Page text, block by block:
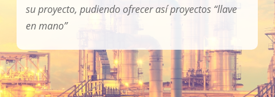
su proyecto, pudiendo ofrecer así proyectos “llave
en mano”